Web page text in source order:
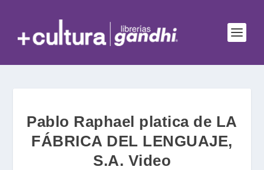
Pablo Raphael platica de LA
FÁBRICA DEL LENGUAJE,
S.A. Video